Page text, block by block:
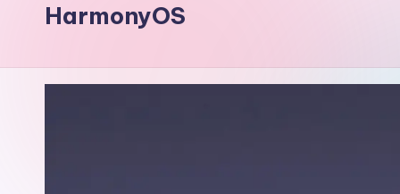
HarmonyOS